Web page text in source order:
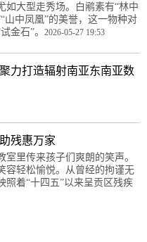
如大型走秀场。白鹇素有“林中
山中凤凰”的美誉，这一物种对
金石”。 2026-05-27 19:53
力打造辐射南亚东南亚数
残惠万家
里传来孩子们爽朗的笑声。
容轻松愉悦。从曾经的拘谨无
照着“十四五”以来呈贡区残疾